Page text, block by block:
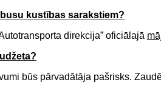
kustības sarakstiem?
direkcija” oficiālajā
būs pārvadātāja pašrisks.